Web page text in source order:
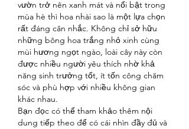
vườn trở nên xanh mát và nổi bật trong
mùa hè thì hoa nhài sao là một lựa chọn
rất đáng cân nhắc. Không chỉ sở hữu
những bông hoa trắng nhỏ xinh cùng
mùi hương ngọt ngào, loài cây này còn
được nhiều người yêu thích nhờ khả
năng sinh trưởng tốt, ít tốn công chăm
sóc và phù hợp với nhiều không gian
khác nhau.
Bạn đọc có thể tham khảo thêm nội
dung tiếp theo để có cái nhìn đầy đủ và